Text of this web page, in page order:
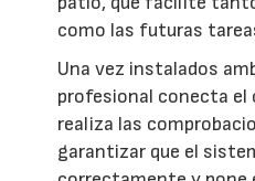
como las futuras
Una vez instalados
profesional conecta
realiza las
garantizar que el